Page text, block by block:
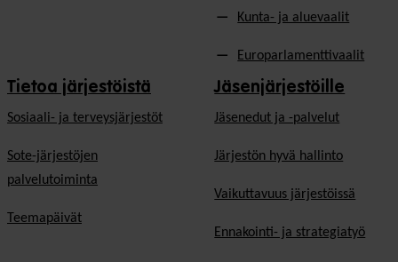
Kunta- ja aluevaalit
Europarlamenttivaalit
Tietoa järjestöistä
Sosiaali- ja terveysjärjestöt
Sote-järjestöjen
palvelutoiminta
Teemapäivät
Jäsenjärjestöille
Jäsen­edut ja -palvelut
Järjestön hyvä hallinto
Vaikuttavuus järjestöissä
Ennakointi- ja strategiatyö